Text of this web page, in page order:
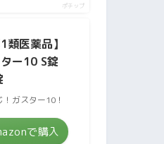
ポチップ
1類医薬品】
ー10 S錠
！ガスター10！
で購入